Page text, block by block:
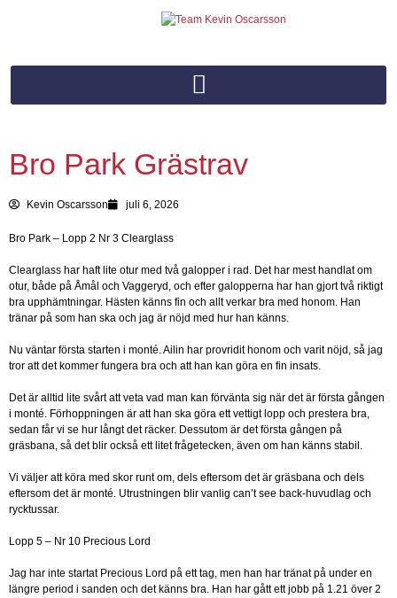
Bro Park Grästrav
Kevin Oscarsson juli 6, 2026
Bro Park – Lopp 2 Nr 3 Clearglass
Clearglass har haft lite otur med två galopper i rad. Det har mest handlat om
otur, både på Åmål och Vaggeryd, och efter galopperna har han gjort två riktigt
bra upphämtningar. Hästen känns fin och allt verkar bra med honom. Han
tränar på som han ska och jag är nöjd med hur han känns.
Nu väntar första starten i monté. Ailin har provridit honom och varit nöjd, så jag
tror att det kommer fungera bra och att han kan göra en fin insats.
Det är alltid lite svårt att veta vad man kan förvänta sig när det är första gången
i monté. Förhoppningen är att han ska göra ett vettigt lopp och prestera bra,
sedan får vi se hur långt det räcker. Dessutom är det första gången på
gräsbana, så det blir också ett litet frågetecken, även om han känns stabil.
Vi väljer att köra med skor runt om, dels eftersom det är gräsbana och dels
eftersom det är monté. Utrustningen blir vanlig can’t see back-huvudlag och
rycktussar.
Lopp 5 – Nr 10 Precious Lord
Jag har inte startat Precious Lord på ett tag, men han har tränat på under en
längre period i sanden och det känns bra. Han har gått ett jobb på 1.21 över 2